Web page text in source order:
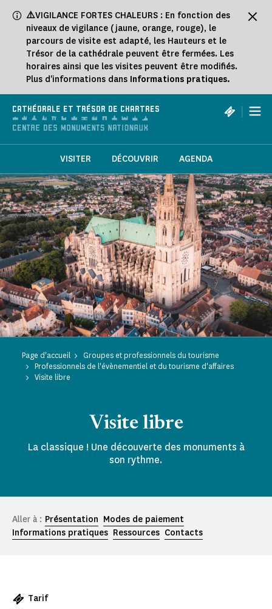
⚠️VIGILANCE FORTES CHALEURS : En fonction des
niveaux de vigilance (jaune, orange, rouge), le
parcours de visite est adapté, les Hauteurs et le
Trésor de la cathédrale peuvent être fermées. Les
horaires ainsi que les visites peuvent être modifiés.
Plus d'informations dans Informations pratiques.
CATHÉDRALE ET TRÉSOR DE CHARTRES |
VISITER DÉCOUVRIR AGENDA
Page d'accueil
Groupes et professionnels du tourisme
Professionnels de l'évènementiel et du tourisme d'affaires
Visite libre
Visite libre
La classique ! Une découverte des monuments à
son rythme.
Aller à : Présentation Modes de paiement
Informations pratiques Ressources Contacts
Tarif